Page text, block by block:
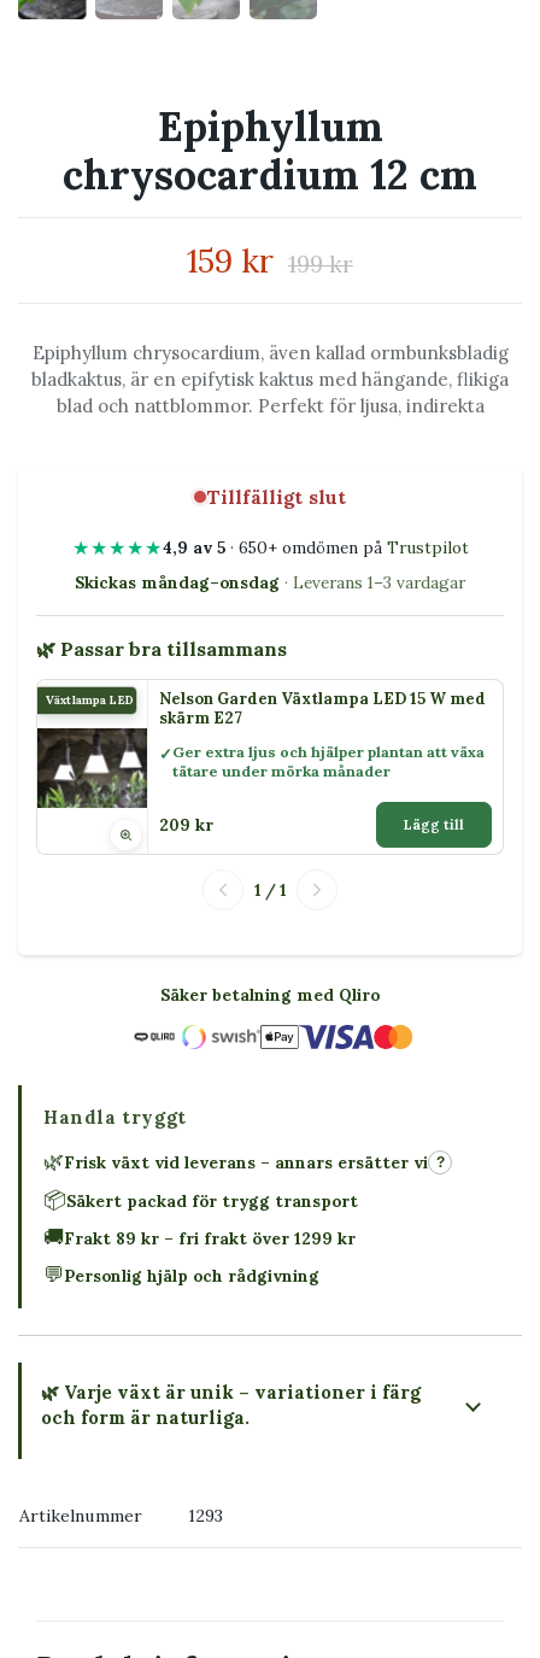
Epiphyllum
chrysocardium 12 cm
159 kr 199 kr
Epiphyllum chrysocardium, även kallad ormbunksbladig
bladkaktus, är en epifytisk kaktus med hängande, flikiga
blad och nattblommor. Perfekt för ljusa, indirekta
Tillfälligt slut
★★★★★4,9 av 5· 650+ omdömen på Trustpilot
Skickas måndag–onsdag · Leverans 1–3 vardagar
🌿 Passar bra tillsammans
Växtlampa LED 15 WNelson Garden Växtlampa LED 15 W med
skärm E27
Ger extra ljus och hjälper plantan att växa
tätare under mörka månader
209 kr Lägg till
1 / 1
Säker betalning med Qliro
Handla tryggt
🌿Frisk växt vid leverans – annars ersätter vi ?
📦Säkert packad för trygg transport
🚚Frakt 89 kr – fri frakt över 1299 kr
💬Personlig hjälp och rådgivning
🌿 Varje växt är unik – variationer i färg
och form är naturliga.
Artikelnummer 1293